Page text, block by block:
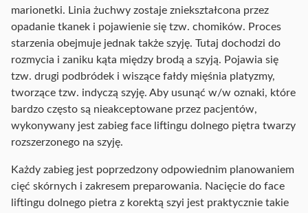
marionetki. Linia żuchwy zostaje zniekształcona przez
opadanie tkanek i pojawienie się tzw. chomików. Proces
starzenia obejmuje jednak także szyję. Tutaj dochodzi do
rozmycia i zaniku kąta między brodą a szyją. Pojawia się
tzw. drugi podbródek i wiszące fałdy mięśnia platyzmy,
tworzące tzw. indyczą szyję. Aby usunąć w/w oznaki, które
bardzo często są nieakceptowane przez pacjentów,
wykonywany jest zabieg face liftingu dolnego piętra twarzy
rozszerzonego na szyję.
Każdy zabieg jest poprzedzony odpowiednim planowaniem
cięć skórnych i zakresem preparowania. Nacięcie do face
liftingu dolnego pietra z korektą szyi jest praktycznie takie